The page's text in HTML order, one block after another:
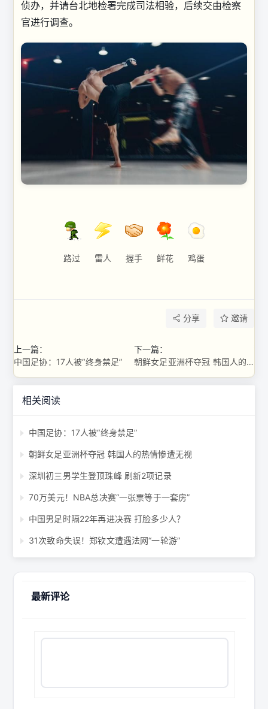
侦办，并请台北地检署完成司法相验，后续交由检察
官进行调查。
路过 雷人 握手 鲜花 鸡蛋
分享 邀请
上一篇：
中国足协：17人被“终身禁足”
下一篇：
朝鲜女足亚洲杯夺冠 韩国人的热情惨遭无视
相关阅读
中国足协：17人被“终身禁足”
朝鲜女足亚洲杯夺冠 韩国人的热情惨遭无视
深圳初三男学生登顶珠峰 刷新2项记录
70万美元！NBA总决赛“一张票等于一套房”
中国男足时隔22年再进决赛 打脸多少人？
31次致命失误！郑钦文遭遇法网“一轮游”
最新评论